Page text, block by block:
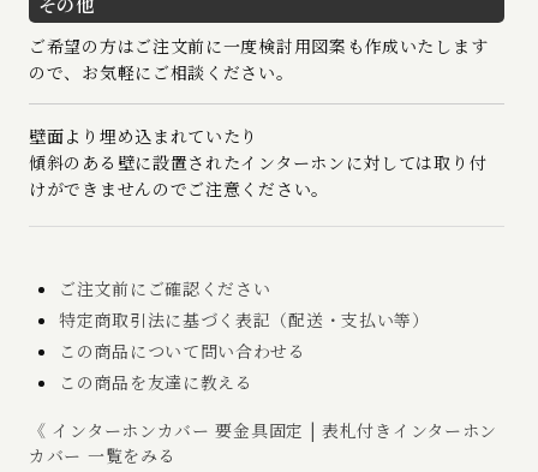
ご希望の方はご注文前に一度検討用図案も作成いたします
ので、お気軽にご相談ください。
壁面より埋め込まれていたり
傾斜のある壁に設置されたインターホンに対しては取り付
けができませんのでご注意ください。
ご注文前にご確認ください
特定商取引法に基づく表記（配送・支払い等）
この商品について問い合わせる
この商品を友達に教える
《 インターホンカバー 要金具固定 | 表札付きインターホン
カバー 一覧をみる